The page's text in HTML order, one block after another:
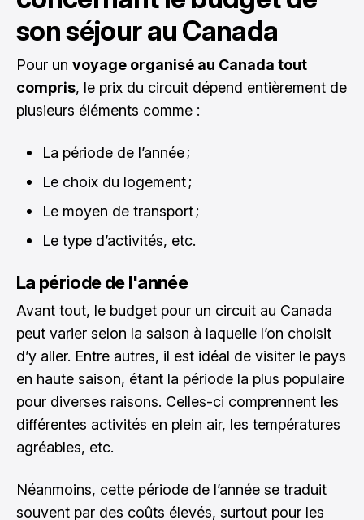
son séjour au Canada
Pour un voyage organisé au Canada tout
compris, le prix du circuit dépend entièrement de
plusieurs éléments comme :
La période de l’année ;
Le choix du logement ;
Le moyen de transport ;
Le type d’activités, etc.
La période de l'année
Avant tout, le budget pour un circuit au Canada
peut varier selon la saison à laquelle l’on choisit
d’y aller. Entre autres, il est idéal de visiter le pays
en haute saison, étant la période la plus populaire
pour diverses raisons. Celles-ci comprennent les
différentes activités en plein air, les températures
agréables, etc.
Néanmoins, cette période de l’année se traduit
souvent par des coûts élevés, surtout pour les